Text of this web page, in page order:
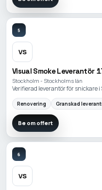
5
VS
Visual Smoke Leverantör
Stockholm - Stockholms län
Verifierad leverantör för snickare i
Renovering Granskad
Be om offert
6
VS